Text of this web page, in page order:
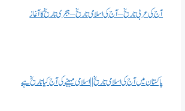
آج کی عربی تاریخ – آج کی اسلامی تاریخ – ہجری تاریخ کا آغاز
پاکستان میں آج کی اسلامی تاریخ || اسلامی مہینے کی آج کیا تاریخ ہے